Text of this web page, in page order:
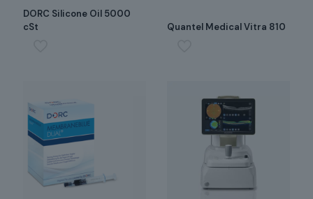
DORC Silicone Oil 5000
cSt
Quantel Medical Vitra 810